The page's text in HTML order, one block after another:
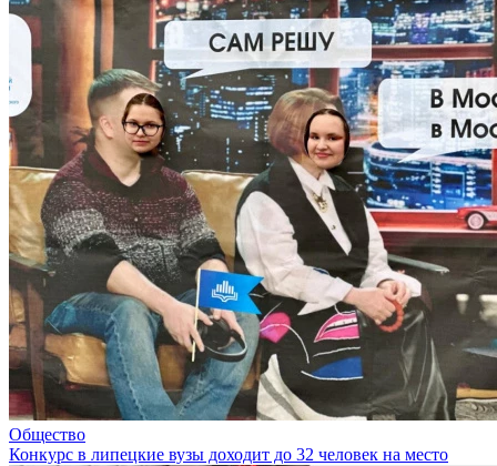
Общество
Конкурс в липецкие вузы доходит до 32 человек на место